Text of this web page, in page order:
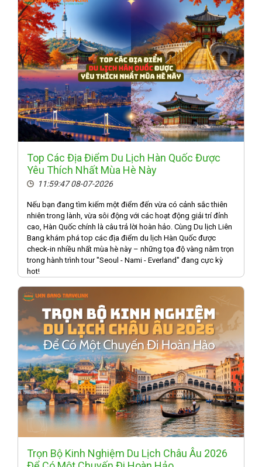
Top Các Địa Điểm Du Lịch Hàn Quốc Được
Yêu Thích Nhất Mùa Hè Này
11:59:47 08-07-2026
Nếu bạn đang tìm kiếm một điểm đến vừa có cảnh sắc thiên
nhiên trong lành, vừa sôi động với các hoạt động giải trí đỉnh
cao, Hàn Quốc chính là câu trả lời hoàn hảo. Cùng Du lịch Liên
Bang khám phá top các địa điểm du lịch Hàn Quốc được
check-in nhiều nhất mùa hè này – những tọa độ vàng nằm trọn
trong hành trình tour "Seoul - Nami - Everland" đang cực kỳ
hot!
Trọn Bộ Kinh Nghiệm Du Lịch Châu Âu 2026